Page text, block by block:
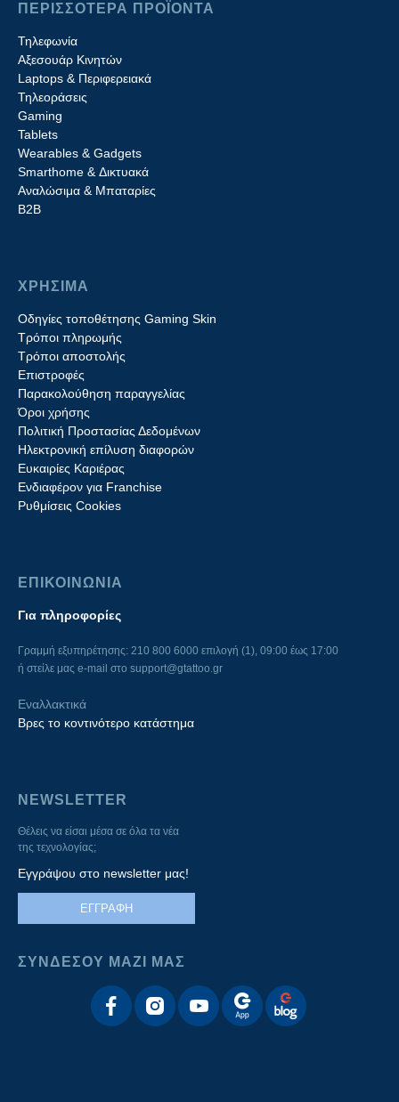
ΠΕΡΙΣΣΟΤΕΡΑ ΠΡΟΪΟΝΤΑ
Τηλεφωνία
Αξεσουάρ Κινητών
Laptops & Περιφερειακά
Τηλεοράσεις
Gaming
Tablets
Wearables & Gadgets
Smarthome & Δικτυακά
Aναλώσιμα & Μπαταρίες
Β2B
ΧΡΗΣΙΜΑ
Οδηγίες τοποθέτησης Gaming Skin
Τρόποι πληρωμής
Τρόποι αποστολής
Επιστροφές
Παρακολούθηση παραγγελίας
Όροι χρήσης
Πολιτική Προστασίας Δεδομένων
Ηλεκτρονική επίλυση διαφορών
Ευκαιρίες Καριέρας
Ενδιαφέρον για Franchise
Ρυθμίσεις Cookies
ΕΠΙΚΟΙΝΩΝΙΑ
Για πληροφορίες
Γραμμή εξυπηρέτησης: 210 800 6000 επιλογή (1), 09:00 έως 17:00
ή στείλε μας e-mail στο support@gtattoo.gr
Εναλλακτικά
Βρες το κοντινότερο κατάστημα
NEWSLETTER
Θέλεις να είσαι μέσα σε όλα τα νέα
της τεχνολογίας;
Εγγράψου στο newsletter μας!
ΕΓΓΡΑΦΗ
ΣΥΝΔΕΣΟΥ ΜΑΖΙ ΜΑΣ